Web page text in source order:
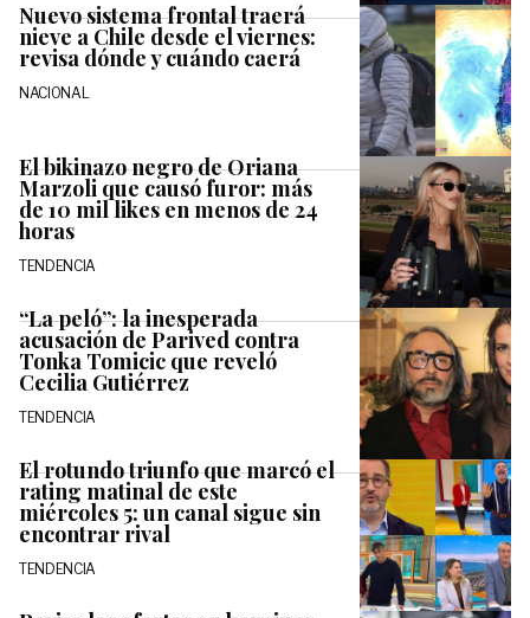
Nuevo sistema frontal traerá
nieve a Chile desde el viernes:
revisa dónde y cuándo caerá
NACIONAL
El bikinazo negro de Oriana
Marzoli que causó furor: más
de 10 mil likes en menos de 24
horas
TENDENCIA
“La peló”: la inesperada
acusación de Parived contra
Tonka Tomicic que reveló
Cecilia Gutiérrez
TENDENCIA
El rotundo triunfo que marcó el
rating matinal de este
miércoles 5: un canal sigue sin
encontrar rival
TENDENCIA